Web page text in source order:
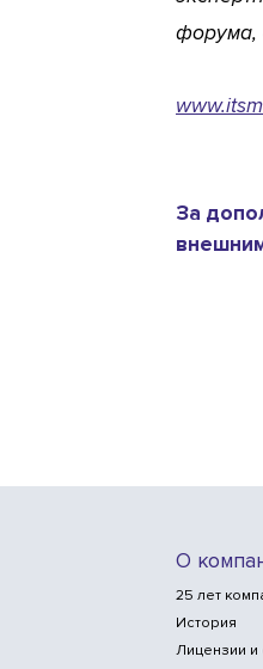
форума,
За
О
25 лет
История
Лицензии и